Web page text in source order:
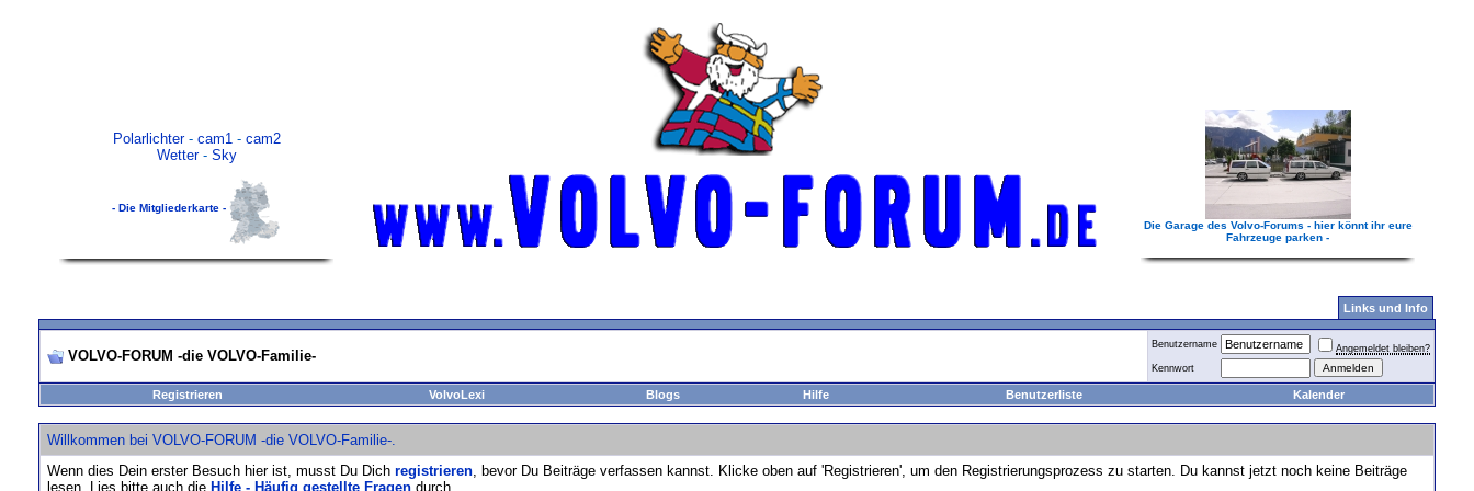
Polarlichter- cam1- cam2
Wetter- Sky
- Die Mitgliederkarte -
Die Garage des Volvo-Forums - hier könnt ihr eure
Fahrzeuge parken -
Links und Info
VOLVO-FORUM -die VOLVO-Familie-
Benutzername
Angemeldet bleiben?
Kennwort
Registrieren VolvoLexi Blogs Hilfe Benutzerliste Kalender
Willkommen bei VOLVO-FORUM -die VOLVO-Familie-.
Wenn dies Dein erster Besuch hier ist, musst Du Dich registrieren, bevor Du Beiträge verfassen kannst. Klicke oben auf 'Registrieren', um den Registrierungsprozess zu starten. Du kannst jetzt noch keine Beiträge
lesen. Lies bitte auch die Hilfe - Häufig gestellte Fragen durch.